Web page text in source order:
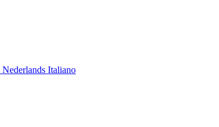
Nederlands Italiano